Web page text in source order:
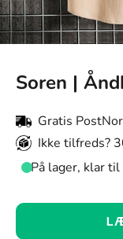
Soren |
Gratis
Ikke tilfreds?
På lager, klar
Farve: